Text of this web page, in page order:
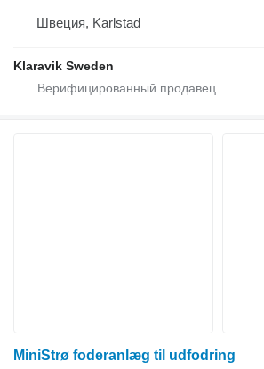
Швеция, Karlstad
Klaravik Sweden
MiniStrø foderanlæg til udfodring